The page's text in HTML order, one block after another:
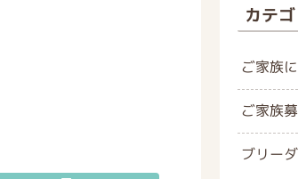
カテゴ
ご家族
ご家族
ブリー